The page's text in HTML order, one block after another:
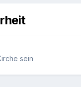
sein